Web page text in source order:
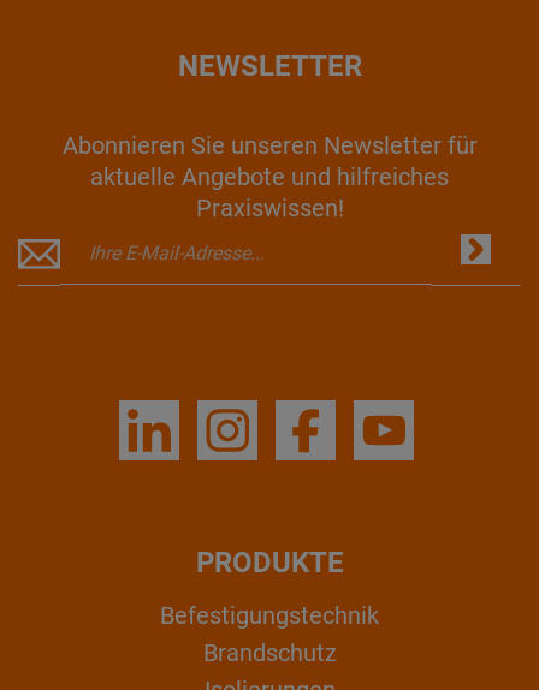
NEWSLETTER
Abonnieren Sie unseren Newsletter für
aktuelle Angebote und hilfreiches
Praxiswissen!
PRODUKTE
Befestigungstechnik
Brandschutz